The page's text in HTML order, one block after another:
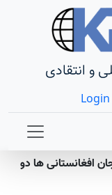
انتقادی
ها دو